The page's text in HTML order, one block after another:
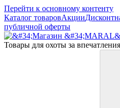
Перейти к основному контенту
Каталог товаровАкции
публичной оферты
Товары для охоты за